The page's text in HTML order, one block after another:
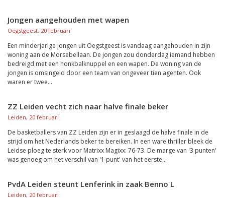
Jongen aangehouden met wapen
Oegstgeest, 20 februari
Een minderjarige jongen uit Oegstgeest is vandaag aangehouden in zijn
woning aan de Morsebellaan. De jongen zou donderdag iemand hebben
bedreigd met een honkbalknuppel en een wapen. De woning van de
jongen is omsingeld door een team van ongeveer tien agenten. Ook
waren er twee...
ZZ Leiden vecht zich naar halve finale beker
Leiden, 20 februari
De basketballers van ZZ Leiden zijn er in geslaagd de halve finale in de
strijd om het Nederlands beker te bereiken. In een ware thriller bleek de
Leidse ploeg te sterk voor Matrixx Magixx: 76-73. De marge van '3 punten'
was genoeg om het verschil van '1 punt' van het eerste...
PvdA Leiden steunt Lenferink in zaak Benno L
Leiden, 20 februari